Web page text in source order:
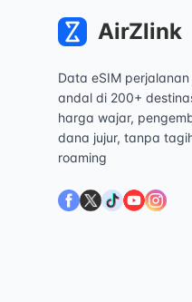
AirZlink
Data eSIM
andal di 200+
harga wajar,
dana jujur, tanpa
roaming